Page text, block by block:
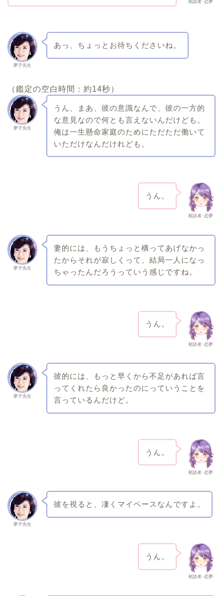
相談者･恋夢
夢子先生
あっ、ちょっとお待ちくださいね。
（鑑定の空白時間：約14秒）
夢子先生
うん、まあ、彼の意識なんで、彼の一方的
な意見なので何とも言えないんだけども。
俺は一生懸命家庭のためにただただ働いて
いただけなんだけれども。
相談者･恋夢
うん。
夢子先生
妻的には、もうちょっと構ってあげなかっ
たからそれが寂しくって、結局一人になっ
ちゃったんだろうっていう感じですね。
相談者･恋夢
うん。
夢子先生
彼的には、もっと早くから不足があれば言
ってくれたら良かったのにっていうことを
言っているんだけど。
相談者･恋夢
うん。
夢子先生
彼を視ると、凄くマイペースなんですよ。
相談者･恋夢
うん。